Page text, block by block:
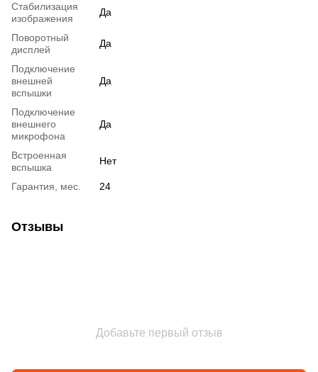
Стабилизация
изображения
Да
Поворотный
дисплей
Да
Подключение
внешней
вспышки
Да
Подключение
внешнего
микрофона
Да
Встроенная
вспышка
Нет
Гарантия, мес. 24
Отзывы
Добавьте первый отзыв